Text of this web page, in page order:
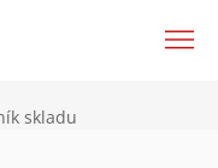
skladu